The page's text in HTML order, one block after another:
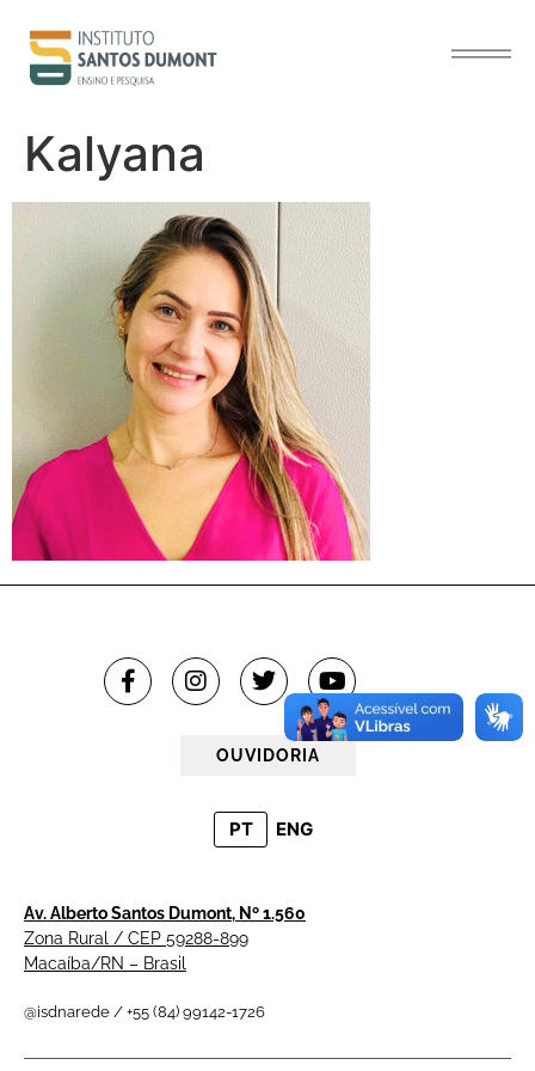
conteúdo
Kalyana
OUVIDORIA
PT ENG
Av. Alberto Santos Dumont, Nº 1.560
Zona Rural / CEP 59288-899
Macaíba/RN – Brasil
@isdnarede / +55 (84) 99142-1726